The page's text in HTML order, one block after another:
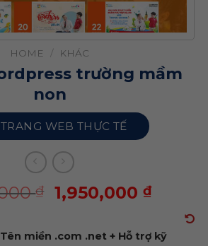
HOME / KHÁC
trường mầm
non
WEB THỰC TẾ
₫ 1,950,000 ₫
miền .com .net + Hỗ trợ kỹ